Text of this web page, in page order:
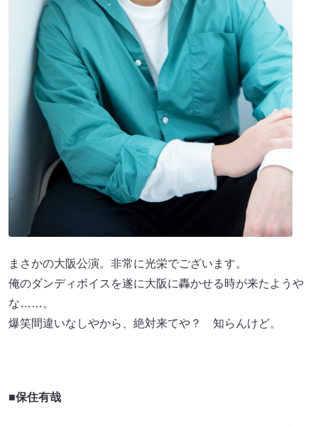
まさかの大阪公演。非常に光栄でございます。
俺のダンディボイスを遂に大阪に轟かせる時が来たようや
な……。
爆笑間違いなしやから、絶対来てや？ 知らんけど。
■保住有哉